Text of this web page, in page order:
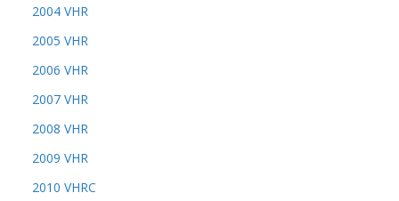
2004 VHR
2005 VHR
2006 VHR
2007 VHR
2008 VHR
2009 VHR
2010 VHRC